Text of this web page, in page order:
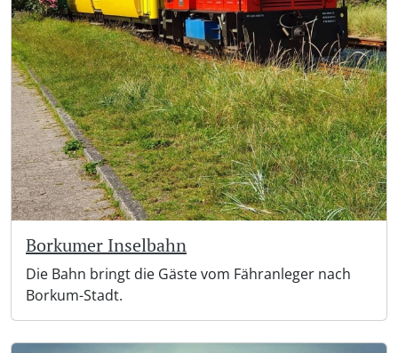
Borkumer Inselbahn
Die Bahn bringt die Gäste vom Fähranleger nach
Borkum-Stadt.